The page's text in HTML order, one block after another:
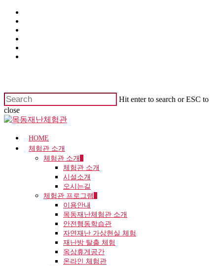
Hit enter to search or ESC to
close
HOME
체험관 소개
체험관 소개
체험관 소개
시설소개
오시는길
체험관 프로그램
이용안내
목동재난체험관 소개
안전행동학습관
자연재난 가상현실 체험
재난방 탈출 체험
옥상휴게공간
온라인 체험관